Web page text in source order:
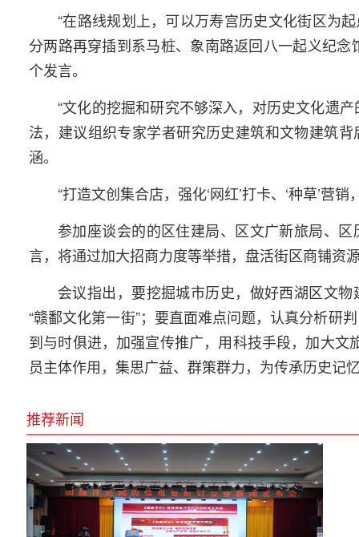
“在路线规划上，可以万寿宫历史文化街区为
分两路再穿插到系马桩、象南路返回八一起义纪
个发言。
“文化的挖掘和研究不够深入，对历史文化遗
法，建议组织专家学者研究历史建筑和文物建筑
涵。
“打造文创集合店，强化‘网红’打卡、‘种草’营
参加座谈会的的区住建局、区文广新旅局、
言，将通过加大招商力度等举措，盘活街区商铺资
会议指出，要挖掘城市历史，做好西湖区文
“赣鄱文化第一街”；要直面难点问题，认真分析研
到与时俱进，加强宣传推广，用科技手段，加大文
员主体作用，集思广益、群策群力，为传承历史记
推荐新闻